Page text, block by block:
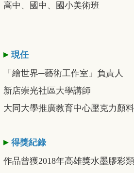
高中、國中、國小美術班
▸ 現任
「繪世界─藝術工作室」負責人
新店崇光社區大學講師
大同大學推廣教育中心壓克力顏
▸ 得獎紀錄
作品曾獲2018年高雄獎水墨膠彩類